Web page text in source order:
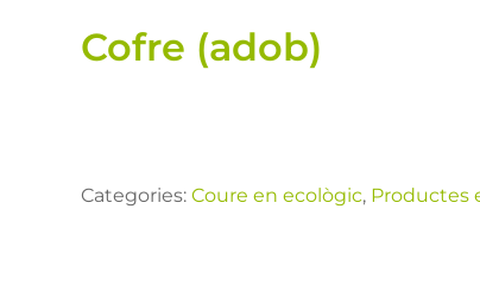
Cofre (adob)
Categories: Coure en ecològic, Productes